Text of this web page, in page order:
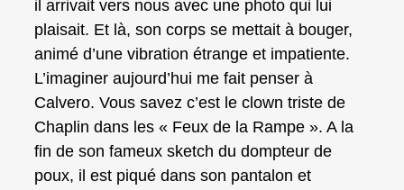
il arrivait vers nous avec une photo qui lui
plaisait. Et là, son corps se mettait à bouger,
animé d’une vibration étrange et impatiente.
L’imaginer aujourd’hui me fait penser à
Calvero. Vous savez c’est le clown triste de
Chaplin dans les « Feux de la Rampe ». A la
fin de son fameux sketch du dompteur de
poux, il est piqué dans son pantalon et